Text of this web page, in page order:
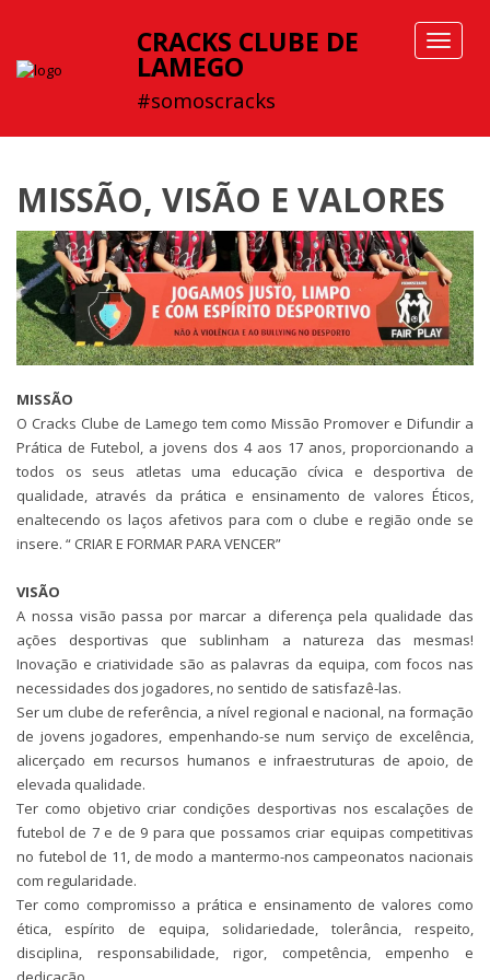
Toggle
CRACKS CLUBE DE
LAMEGO
#somoscracks
MISSÃO, VISÃO E VALORES
MISSÃO
O Cracks Clube de Lamego tem como Missão Promover e Difundir a
Prática de Futebol, a jovens dos 4 aos 17 anos, proporcionando a
todos os seus atletas uma educação cívica e desportiva de
qualidade, através da prática e ensinamento de valores Éticos,
enaltecendo os laços afetivos para com o clube e região onde se
insere. “ CRIAR E FORMAR PARA VENCER”
VISÃO
A nossa visão passa por marcar a diferença pela qualidade das
ações desportivas que sublinham a natureza das mesmas!
Inovação e criatividade são as palavras da equipa, com focos nas
necessidades dos jogadores, no sentido de satisfazê-las.
Ser um clube de referência, a nível regional e nacional, na formação
de jovens jogadores, empenhando-se num serviço de excelência,
alicerçado em recursos humanos e infraestruturas de apoio, de
elevada qualidade.
Ter como objetivo criar condições desportivas nos escalações de
futebol de 7 e de 9 para que possamos criar equipas competitivas
no futebol de 11, de modo a mantermo-nos campeonatos nacionais
com regularidade.
Ter como compromisso a prática e ensinamento de valores como
ética, espírito de equipa, solidariedade, tolerância, respeito,
disciplina, responsabilidade, rigor, competência, empenho e